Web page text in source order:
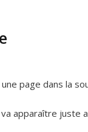
page dans la
apparaître juste